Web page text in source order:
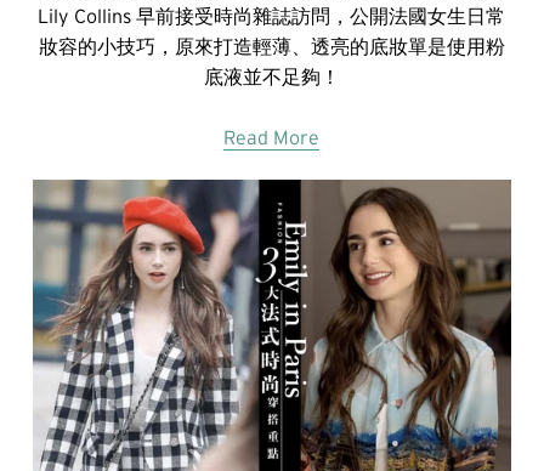
Lily Collins 早前接受時尚雜誌訪問，公開法國女生日常
妝容的小技巧，原來打造輕薄、透亮的底妝單是使用粉
底液並不足夠！
Read More